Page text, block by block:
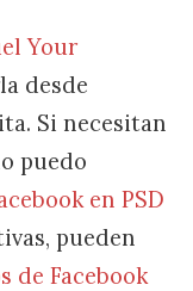
Your
desde
Si necesitan
puedo
en PSD
pueden
de Facebook